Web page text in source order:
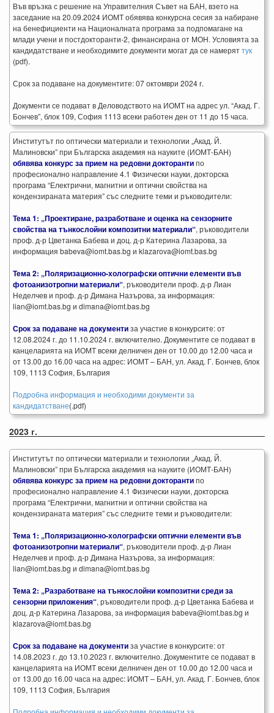
Във връзка с решение на Управителния Съвет на БАН, взето на
заседание на 20.09.2024 ИОМТ обявява конкурсна сесия за набиране
на бенефициенти на Националната програма за подпомагане на
млади учени и постдокторанти-2, финансирана от МОН. Условията за
кандидатстване и необходимите документи могат да се намеряттук
(pdf).
Срок за подаване на документите: 07 октомври 2024 г.
Документи се подават в Деловодството на ИОМТ на адрес ул. “Акад. Г.
Бончев”, блок 109, София 1113 всеки работен ден от 11 до 15 часа.
Институтът по оптически материали и технологии „Акад. Й.
Малиновски” при Българска академия на науките (ИОМТ-БАН)
обявява конкурс за прием на редовни докторантипо
професионално направление 4.1 Физически науки, докторска
програма “Електрични, магнитни и оптични свойства на
кондензираната материя” със следните теми и ръководители:
Тема 1: „Проектиране, разработване и оценка на сензорните
свойства на тънкослойни композитни материали“, ръководители
проф. д-р Цветанка Бабева и доц. д-р Катерина Лазарова, за
информация babeva@iomt.bas.bg и klazarova@iomt.bas.bg
Тема 2: „Поляризационно-холографски оптични елементи във
фотоанизотропни материали“, ръководители проф. д-р Лиан
Неделчев и проф. д-р Димана Назърова, за информация:
lian@iomt.bas.bg и dimana@iomt.bas.bg
Срок за подаване на документиза участие в конкурсите: от
12.08.2024 г. до 11.10.2024 г. включително. Документите се подават в
канцеларията на ИОМТ всеки делничен ден от 10.00 до 12.00 часа и
от 13.00 до 16.00 часа на адрес: ИОМТ – БАН, ул. Акад. Г. Бончев, блок
109, 1113 София, България
Подробна информация и необходими документи за
кандидатстване(.pdf)
2023 г.
Институтът по оптически материали и технологии „Акад. Й.
Малиновски” при Българска академия на науките (ИОМТ-БАН)
обявява конкурс за прием на редовни докторантипо
професионално направление 4.1 Физически науки, докторска
програма “Електрични, магнитни и оптични свойства на
кондензираната материя” със следните теми и ръководители:
Тема 1: „Поляризационно-холографски оптични елементи във
фотоанизотропни материали“, ръководители проф. д-р Лиан
Неделчев и проф. д-р Димана Назърова, за информация:
lian@iomt.bas.bg и dimana@iomt.bas.bg
Тема 2: „Разработване на тънкослойни композитни среди за
сензорни приложения“, ръководители проф. д-р Цветанка Бабева и
доц. д-р Катерина Лазарова, за информация babeva@iomt.bas.bg и
klazarova@iomt.bas.bg
Срок за подаване на документиза участие в конкурсите: от
14.08.2023 г. до 13.10.2023 г. включително. Документите се подават в
канцеларията на ИОМТ всеки делничен ден от 10.00 до 12.00 часа и
от 13.00 до 16.00 часа на адрес: ИОМТ – БАН, ул. Акад. Г. Бончев, блок
109, 1113 София, България